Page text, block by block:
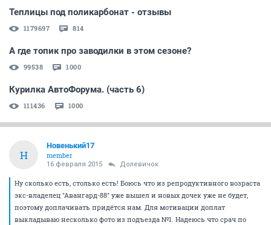
Теплицы под поликарбонат - отзывы
1179697 814
А где топик про заводилки в этом сезоне?
99538 1000
Курилка АвтоФорума. (часть 6)
111436 1000
Н
Новенький17
member
16 февраля 2015 Долевичок
Ну сколько есть, столько есть! Боюсь что из репродуктивного возраста
экс-владелец "Авангард-88" уже вышел и новых дочек уже не будет,
поэтому доплачивать придётся нам. Для мотивации доплат
выкладываю несколько фото из подъезда №1. Надеюсь что срач по